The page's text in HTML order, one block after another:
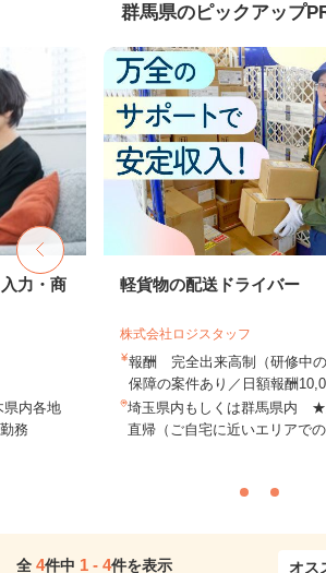
群馬県のピックアップ
力・商
県内各地
務
軽貨物の配送ドライバー
株式会社ロジスタッフ
報酬 完全出来高制（研修中の
保障の案件あり／日額報酬
埼玉県内もしくは群馬県内
直帰（ご自宅に近いエリアでの
全 4件中 1 - 4件を表示